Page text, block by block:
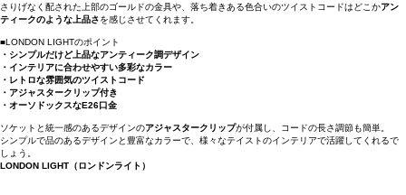
さりげなく配された上部のゴールドの金具や、落ち着きある色合いのツイストコードはどこかアン
ティークのような上品さを感じさせてくれます。
■LONDON LIGHTのポイント
・シンプルだけど上品なアンティーク調デザイン
・インテリアに合わせやすい多彩なカラー
・レトロな雰囲気のツイストコード
・アジャスタークリップ付き
・オーソドックスなE26口金
ソケットと統一感のあるデザインのアジャスタークリップが付属し、コードの長さ調節も簡単。
シンプルで品のあるデザインと豊富なカラーで、様々なテイストのインテリアで活躍してくれるで
しょう。
LONDON LIGHT（ロンドンライト）